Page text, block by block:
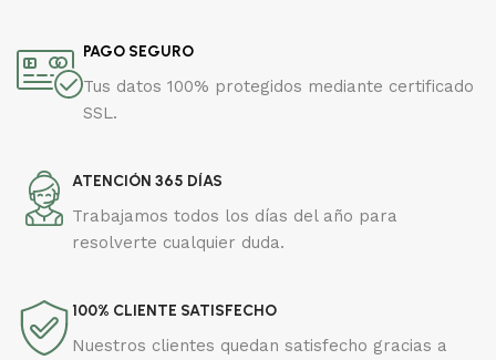
PAGO SEGURO
Tus datos 100% protegidos mediante certificado
SSL.
ATENCIÓN 365 DÍAS
Trabajamos todos los días del año para
resolverte cualquier duda.
100% CLIENTE SATISFECHO
Nuestros clientes quedan satisfecho gracias a